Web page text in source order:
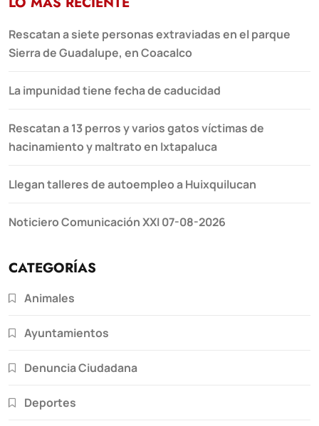
Rescatan a siete personas extraviadas en el parque
Sierra de Guadalupe, en Coacalco
La impunidad tiene fecha de caducidad
Rescatan a 13 perros y varios gatos víctimas de
hacinamiento y maltrato en Ixtapaluca
Llegan talleres de autoempleo a Huixquilucan
Noticiero Comunicación XXI 07-08-2026
CATEGORÍAS
Animales
Ayuntamientos
Denuncia Ciudadana
Deportes